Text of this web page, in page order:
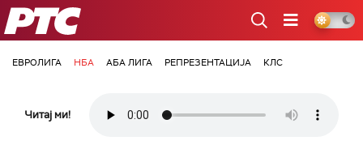
РТС
ЕВРОЛИГА НБА АБА ЛИГА РЕПРЕЗЕНТАЦИЈА КЛС
Читај ми!